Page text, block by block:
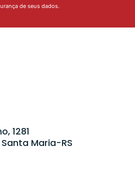
de seus dados.
1281
Maria-RS